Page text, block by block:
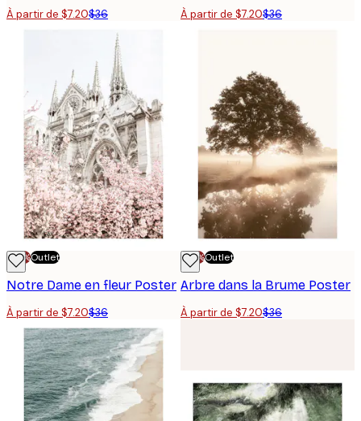
À partir de $7.20$36 À partir de $7.20$36
-70%Outlet
Notre Dame en fleur Poster
À partir de $7.20$36
-70%Outlet
Arbre dans la Brume Poster
À partir de $7.20$36